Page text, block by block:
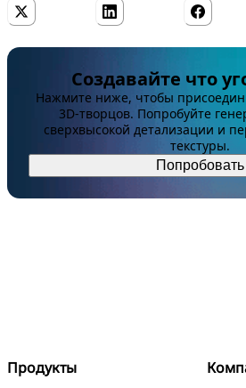
Создавайте что
Нажмите ниже, чтобы
3D-творцов. Попробуйте
сверхвысокой детализации и
текстуры.
Попробовать
Продукты